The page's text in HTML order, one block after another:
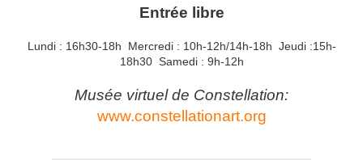
Entrée libre
Lundi : 16h30-18h Mercredi : 10h-12h/14h-18h Jeudi :15h-
18h30 Samedi : 9h-12h
Musée virtuel de Constellation:
www.constellationart.org